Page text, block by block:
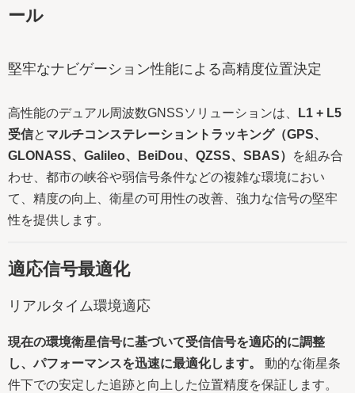
ール
堅牢なナビゲーション性能による高精度位置決定
高性能のデュアル周波数GNSSソリューションは、
L1 + L5
受信と マルチコンステレーショントラッキング（GPS、
GLONASS、Galileo、BeiDou、QZSS、SBAS）
を組み合
わせ、都市の峡谷や弱信号条件などの複雑な環境におい
て、精度の向上、衛星の可用性の改善、強力な信号の堅牢
性を提供します。
適応信号最適化
リアルタイム環境適応
現在の環境衛星信号に基づいて受信信号を適応的に調整
し、パフォーマンスを迅速に最適化します。
動的な衛星条
件下での安定した追跡と向上した位置精度を保証します。